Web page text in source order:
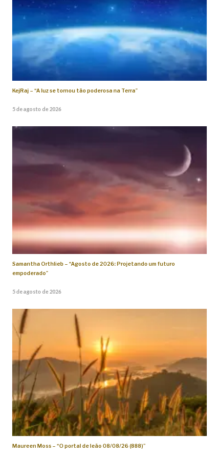
KejRaj – “A luz se tornou tão poderosa na Terra”
5 de agosto de 2026
Samantha Orthlieb – “Agosto de 2026: Projetando um futuro
empoderado”
5 de agosto de 2026
Maureen Moss – “O portal de leão 08/08/26 (888)”